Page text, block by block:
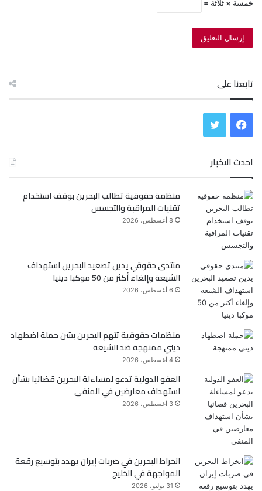
خمسة × ثلاثة =
تابعنا على
ب
و
ت
ر
احدث الاخبار
منظمة حقوقية تطالب البحرين بوقف استخدام
تقنيات المراقبة والتجسس
8 أغسطس، 2026
منتدى حقوقي يدين تصعيد البحرين استهداف
الشيعة وإلغاء أكثر من 50 موكبا دينيا
6 أغسطس، 2026
منظمات حقوقية تتهم البحرين بشن حملة اضطهاد
ديني ممنهجة ضد الشيعة
4 أغسطس، 2026
العفو الدولية تدعو لمساءلة البحرين قضائيا بشأن
استهداف معارضين في المنفى
3 أغسطس، 2026
انخراط البحرين في ضربات إيران يهدد بتوسيع رقعة
المواجهة في الخليج
31 يوليو، 2026